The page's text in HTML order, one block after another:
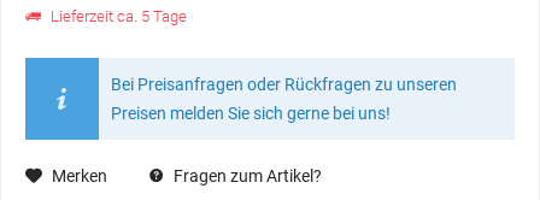
Lieferzeit ca. 5 Tage
Bei Preisanfragen oder Rückfragen zu unseren
Preisen melden Sie sich gerne bei uns!
Merken Fragen zum Artikel?